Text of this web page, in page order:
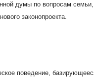
думы по вопросам
законопроекта.
поведение,